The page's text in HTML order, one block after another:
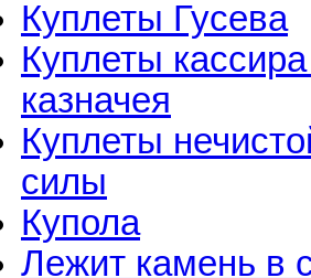
Куплеты Гусева
Куплеты
казначея
Куплеты
силы
Купола
Лежит камень в